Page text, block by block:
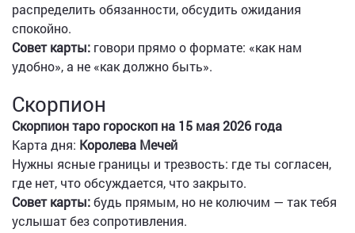
распределить обязанности, обсудить ожидания
спокойно.
Совет карты: говори прямо о формате: «как нам
удобно», а не «как должно быть».
Скорпион
Скорпион таро гороскоп на 15 мая 2026 года
Карта дня: Королева Мечей
Нужны ясные границы и трезвость: где ты согласен,
где нет, что обсуждается, что закрыто.
Совет карты:будь прямым, но не колючим — так тебя
услышат без сопротивления.